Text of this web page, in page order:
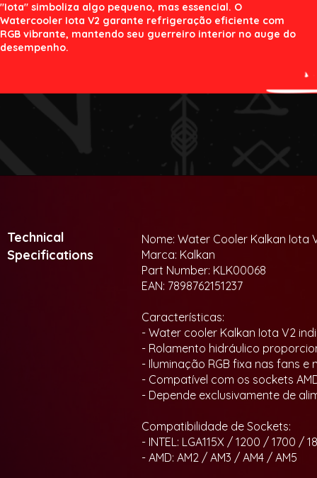
"Iota" simboliza algo pequeno, mas essencial. O
Watercooler Iota V2 garante refrigeração eficiente com
RGB vibrante, mantendo seu guerreiro interior no auge do
desempenho.
Technical
Specifications
Nome: Water Cooler Kalkan Iota
Marca: Kalkan
Part Number: KLK00068
EAN: 7898762151237
Características:
- Water cooler Kalkan Iota V2
- Rolamento hidráulico
- Iluminação RGB fixa nas fans
- Compatível com os sockets
- Depende exclusivamente de
Compatibilidade de Sockets:
- INTEL: LGA115X / 1200 / 1700 /
- AMD: AM2 / AM3 / AM4 / AM5